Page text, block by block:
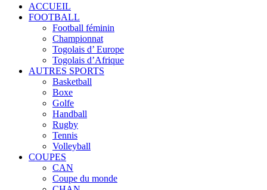
ACCUEIL
FOOTBALL
Football féminin
Championnat
Togolais d’ Europe
Togolais d’Afrique
AUTRES SPORTS
Basketball
Boxe
Golfe
Handball
Rugby
Tennis
Volleyball
COUPES
CAN
Coupe du monde